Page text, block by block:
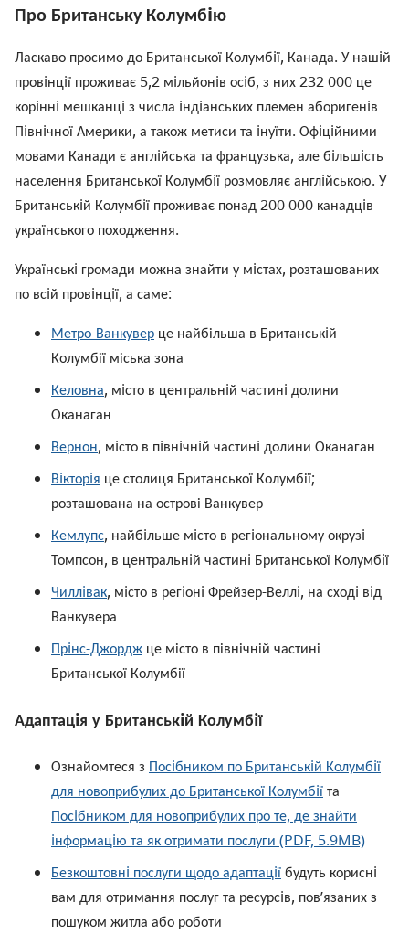
Про Британську Колумбiю
Ласкаво просимо до Британської Колумбiї, Канада. У нашiй
провiнцiї проживає 5,2 мiльйонiв осiб, з них 232 000 це
корiннi мешканцi з числа iндiанських племен аборигенiв
Пiвнiчної Америки, а також метиси та iнуїти. Офiцiйними
мовами Канади є англiйська та французька, але бiльшiсть
населення Британської Колумбiї розмовляє англiйською. У
Британськiй Колумбiї проживає понад 200 000 канадцiв
українського походження.
Українськi громади можна знайти у мiстах, розташованих
по всiй провiнцiї, а саме:
Метро-Ванкувер це найбільша в Британськiй
Колумбії міська зона
Келовна, мiсто в центральнiй частинi долини
Оканаган
Вернон, мiсто в пiвнiчнiй частинi долини Оканаган
Вiкторiя цестолиця Британської Колумбії;
розташована на острові Ванкувер
Кемлупс, найбiльше мiсто в регiональному окрузi
Томпсон, в центральнiй частинi Британської Колумбiї
Чиллiвак, мiсто в регiонi Фрейзер-Веллi, на сходi вiд
Ванкувера
Прiнс-Джордж це місто в північній частині
Британської Колумбії
Адаптацiя у Британськiй Колумбiї
Ознайомтеся з Посiбником по Британськiй Колумбiї
для новоприбулих до Британської Колумбiїта
Посiбником для новоприбулих про те, де знайти
iнформацiю та як отримати послуги (PDF, 5.9MB)
Безкоштовнi послуги щодо адаптацiїбудуть кориснi
вам для отримання послуг та ресурсiв, пов’язаних з
пошуком житла або роботи